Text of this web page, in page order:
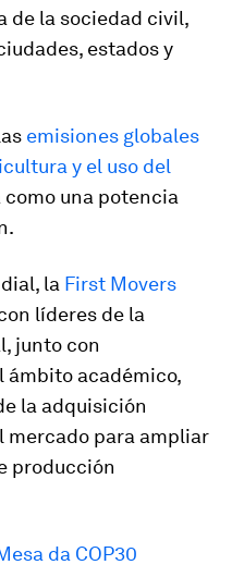
de la sociedad civil,
estados y
emisiones globales
y el uso del
como una potencia
la First Movers
líderes de la
junto con
ámbito académico,
la adquisición
mercado para ampliar
producción
da COP30